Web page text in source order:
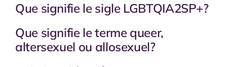
Que signifie le sigle LGBTQIA2SP+?
Que signifie le terme queer,
altersexuel ou allosexuel?